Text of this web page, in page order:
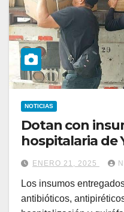
NOTICIAS
Dotan con
hospitalaria de
ENERO 21, 2025
Los insumos
antibióticos,